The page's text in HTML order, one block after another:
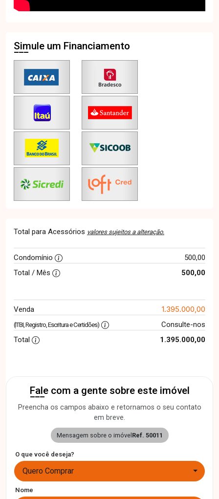
Simule um Financiamento
Total para Acessórios valores sujeitos a alteração.
Condomínio
500,00
Total / Mês
500,00
Venda 1.395.000,00
(ITBI, Registro, Escritura e Certidões)
Consulte-nos
Total
1.395.000,00
Fale com a gente sobre este imóvel
Preencha os campos abaixo e retornamos o seu contato
em breve.
Mensagem sobre o imóvel Ref. 50011
O que você deseja?
Quero Comprar
Nome